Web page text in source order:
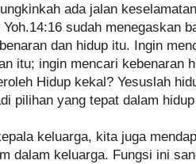
ada jalan
sudah menegaskan
dan hidup itu. Ingin
itu; ingin mencari kebenaran
Hidup kekal? Yesuslah
pilihan yang tepat dalam
keluarga, kita juga
dalam keluarga. Fungsi ini